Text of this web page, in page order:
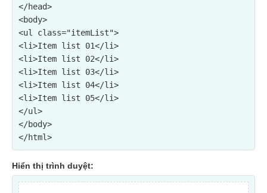
</head>
<ul class="itemList">
<li>Item list 01</li>
<li>Item list 02</li>
<li>Item list 03</li>
<li>Item list 04</li>
<li>Item list 05</li>
</ul>
</body>
Hiển thị trình duyệt: